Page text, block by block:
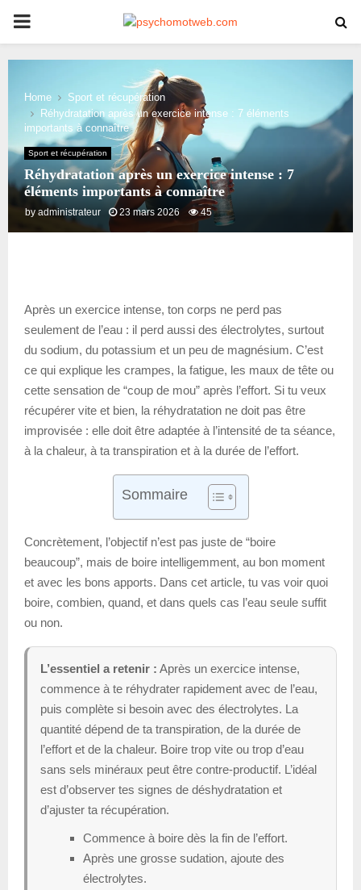
PRIMARY
MENU
Home
Sport et récupération
Réhydratation après un exercice intense : 7 éléments
importants à connaître
Sport et récupération
Réhydratation après un exercice intense : 7
éléments importants à connaître
by administrateur 23 mars 2026 45
Après un exercice intense, ton corps ne perd pas
seulement de l’eau : il perd aussi des électrolytes, surtout
du sodium, du potassium et un peu de magnésium. C’est
ce qui explique les crampes, la fatigue, les maux de tête ou
cette sensation de “coup de mou” après l’effort. Si tu veux
récupérer vite et bien, la réhydratation ne doit pas être
improvisée : elle doit être adaptée à l’intensité de ta séance,
à la chaleur, à ta transpiration et à la durée de l’effort.
Sommaire
Concrètement, l’objectif n’est pas juste de “boire
beaucoup”, mais de boire intelligemment, au bon moment
et avec les bons apports. Dans cet article, tu vas voir quoi
boire, combien, quand, et dans quels cas l’eau seule suffit
ou non.
L’essentiel a retenir : Après un exercice intense,
commence à te réhydrater rapidement avec de l’eau,
puis complète si besoin avec des électrolytes. La
quantité dépend de ta transpiration, de la durée de
l’effort et de la chaleur. Boire trop vite ou trop d’eau
sans sels minéraux peut être contre-productif. L’idéal
est d’observer tes signes de déshydratation et
d’ajuster ta récupération.
Commence à boire dès la fin de l’effort.
Après une grosse sudation, ajoute des
électrolytes.